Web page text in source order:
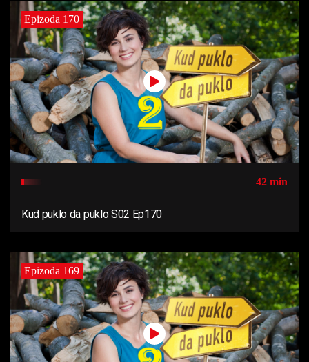
Epizoda 170
42 min
Kud puklo da puklo S02 Ep170
Epizoda 169